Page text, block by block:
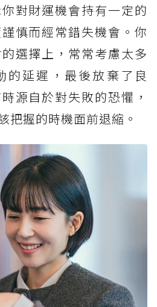
對財運機會持有一定的
慎而經常錯失機會。你
選擇上，常常考慮太多
的延遲，最後放棄了良
源自於對失敗的恐懼，
把握的時機面前退縮。